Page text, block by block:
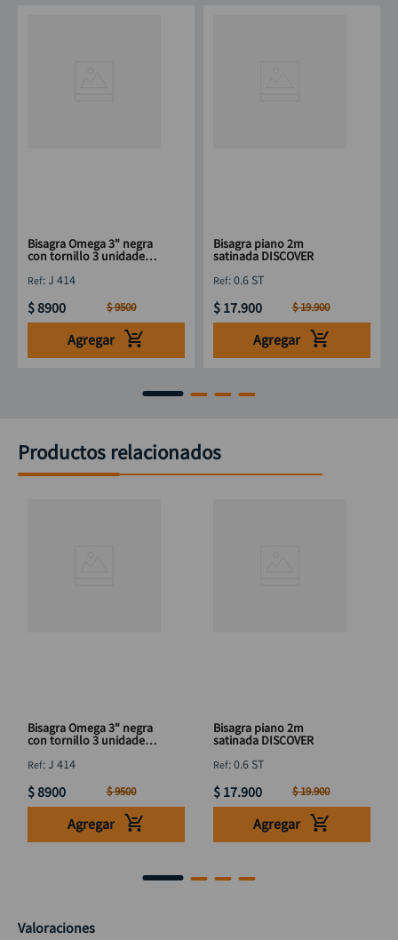
Bisagra Omega 3" negra
con tornillo 3 unidades
:J 414
$8900 $9500
Agregar
Bisagra piano 2m
satinada DISCOVER
:0.6 ST
$ 17.900 $19.900
Agregar
Productos relacionados
Bisagra Omega 3" negra
con tornillo 3 unidades
:J 414
$8900 $9500
Agregar
Bisagra piano 2m
satinada DISCOVER
:0.6 ST
$ 17.900 $19.900
Agregar
Valoraciones